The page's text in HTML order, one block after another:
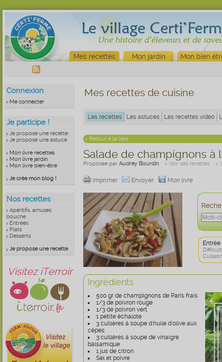
Mes recettes Mon jardin Mon bien
Connexion
Me connecter
Je participe !
Je propose une recette
Je propose une astuce
Mon livre recettes
Mon livre jardin
Mon livre bien-être
Je crée mon blog !
Nos recettes
Apéritifs, amuses
bouche
Entrées
Plats
Desserts
Je propose une recette
Visitez iTerroir
Mes recettes de cuisine
Les recettes Les astuces Les recettes vidéo
< Retour à la liste
Salade de champignons à
Proposée par Audrey Bourdin > Voir ses recettes >
Imprimer Envoyer Mon livre
Entrée
Ingrédients
500 gr de champignons de Paris frais
1/3 de poivron rouge
1/3 de poivron vert
1 petite échalote
3 cuillères à soupe d'huile d'olive aux
cèpes
3 cuillères à soupe de vinaigre
balsamique
1 jus de citron
Sel et poivre